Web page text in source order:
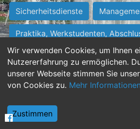
Wir verwenden Cookies, um Ihnen
Nutzererfahrung zu ermöglichen.
unserer Webseite stimmen Sie
von Cookies zu. Mehr Informationen
Zustimmen
Sicherheitsdienste
Praktika, Werkstudenten,
Personalwesen Assistenz,
Hilfskräfte, Aushilfs- und
Weiterbildung, Studium, duale